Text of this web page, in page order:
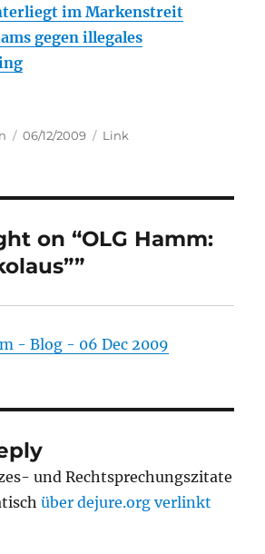
im Markenstreit
gegen illegales
Posted
06/12/2009 Categories
Link
on “OLG Hamm:
- Blog - 06 Dec 2009
und Rechtsprechungszitate
über dejure.org verlinkt